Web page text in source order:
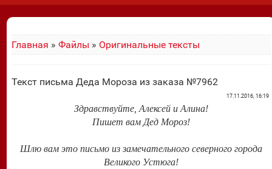
Главная »Файлы » Оригинальные тексты
Текст письма Деда Мороза из заказа №7962
17.11.2016, 16:19
Здравствуйте, Алексей и Алина!
Пишет вам Дед Мороз!
Шлю вам это письмо из замечательного северного города
Великого Устюга!